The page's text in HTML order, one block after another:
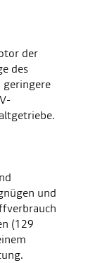
der
des
und
(129